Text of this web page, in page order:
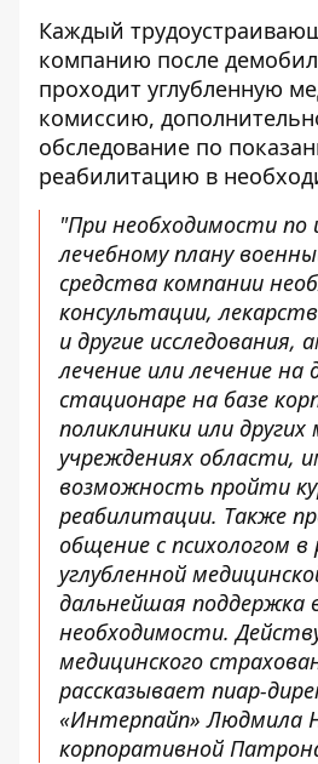
Каждый
компанию после
проходит углубленную
комиссию,
обследование по
реабилитацию в
"При необходимости по
лечебному плану
средства компании
консультации,
и другие исследования,
лечение или лечение на
стационаре на базе
поликлиники или других
учреждениях области,
возможность пройти
реабилитации. Также
общение с психологом в
углубленной
дальнейшая поддержка
необходимости.
медицинского
рассказывает пиар-
«Интерпайп» Людмила
корпоративной